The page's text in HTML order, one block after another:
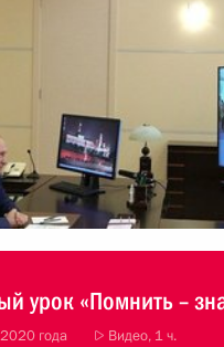
урок «Помнить –
года Видео, 1 ч.